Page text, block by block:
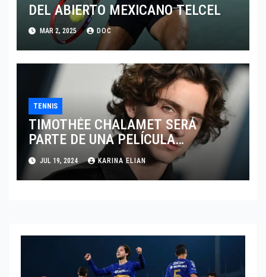
DEL ABIERTO MEXICANO TELCEL
MAR 2, 2025 DOC
TENNIS
TIMOTHÉE CHALAMET SERÁ
PARTE DE UNA PELÍCULA
ADENTRADA EN EL MUNDO DEL
PING PONG
JUL 19, 2024 KARINA ELIAN